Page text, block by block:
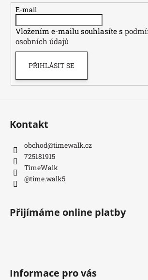
E-mail
Vložením e-mailu souhlasíte s
osobních údajů
PŘIHLÁSIT SE
Kontakt
obchod@timewalk.cz
725181915
TimeWalk
@time.walk5
Přijímáme online platby
Informace pro vás